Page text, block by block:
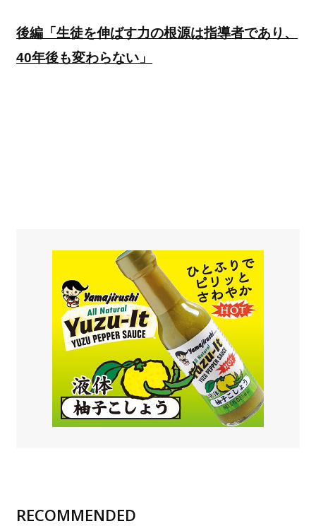
後編「生徒を伸ばす力の根源は指導者であり、
40年後も変わらない」
RECOMMENDED